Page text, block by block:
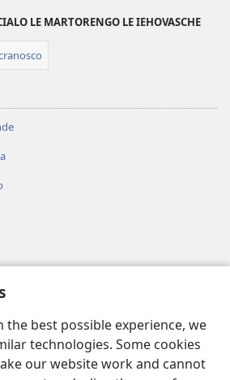
the best possible experience, we
technologies. Some cookies
our website work and cannot
LE MARTORENGO LE IEHOVASCHE
LIBRARY™